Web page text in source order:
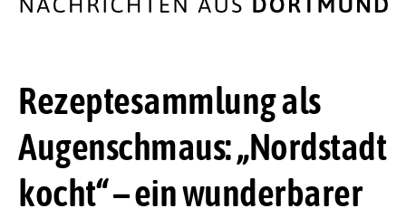
Rezeptesammlung als
Augenschmaus: „Nordstadt
kocht“ – ein wunderbarer